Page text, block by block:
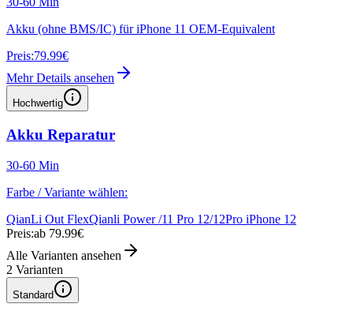
Akku (ohne BMS/IC) für iPhone 11 OEM-Equivalent
Preis:79.99€
Mehr Details ansehen
Hochwertig
Akku Reparatur
30-60 Min
Farbe / Variante wählen:
QianLi Out FlexQianli Power /11 Pro 12/12Pro iPhone 12
Preis:ab 79.99€
Alle Varianten ansehen
2 Varianten
Standard